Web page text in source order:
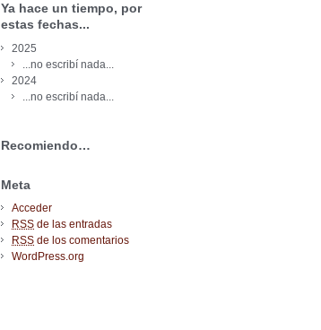
Ya hace un tiempo, por
estas fechas...
2025
...no escribí nada...
2024
...no escribí nada...
Recomiendo…
Meta
Acceder
RSS de las entradas
RSS de los comentarios
WordPress.org